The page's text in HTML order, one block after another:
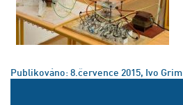
Publikováno: 8.července 2015, Ivo Grim